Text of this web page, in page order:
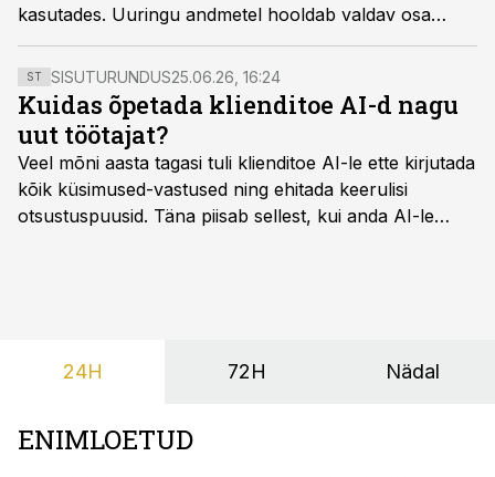
kasutades. Uuringu andmetel hooldab valdav osa
autoomanikke oma sõidukit margiesinduses, mis
võimaldab järelteenindust finantseerida osa- või
järelmaksetega.
ST SISUTURUNDUS25.06.26, 16:24
Kuidas õpetada klienditoe AI-d nagu
uut töötajat?
Veel mõni aasta tagasi tuli klienditoe AI-le ette kirjutada
kõik küsimused-vastused ning ehitada keerulisi
otsustuspuusid. Täna piisab sellest, kui anda AI-le
24H 72H Nädal
ENIMLOETUD